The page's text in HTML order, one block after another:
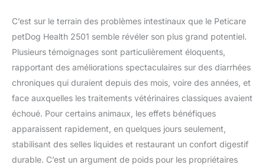
en Suisse selon des
standards modernes,
vegan, sans gluten,
Non-GMO, chaque lot
indépendante.
C’est sur le terrain des problèmes intestinaux que le Peticare
petDog Health 2501 semble révéler son plus grand potentiel.
Plusieurs témoignages sont particulièrement éloquents,
rapportant des améliorations spectaculaires sur des diarrhées
chroniques qui duraient depuis des mois, voire des années, et
face auxquelles les traitements vétérinaires classiques avaient
échoué. Pour certains animaux, les effets bénéfiques
apparaissent rapidement, en quelques jours seulement,
stabilisant des selles liquides et restaurant un confort digestif
durable. C’est un argument de poids pour les propriétaires